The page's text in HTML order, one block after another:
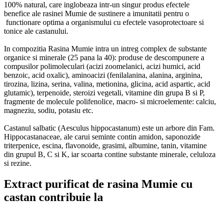
100% natural, care inglobeaza intr-un singur produs efectele
benefice ale rasinei Mumie de sustinere a imunitatii pentru o
functionare optima a organismului cu efectele vasoprotectoare si
tonice ale castanului.
In compozitia Rasina Mumie intra un intreg complex de substante
organice si minerale (25 pana la 40): produse de descompunere a
compusilor polimoleculari (acizi zoomelanici, acizi humici, acid
benzoic, acid oxalic), aminoacizi (fenilalanina, alanina, arginina,
tirozina, lizina, serina, valina, metionina, glicina, acid aspartic, acid
glutamic), terpenoide, steroizi vegetali, vitamine din grupa B si P,
fragmente de molecule polifenolice, macro- si microelemente: calciu,
magneziu, sodiu, potasiu etc.
Castanul salbatic (Aesculus hippocastanum) este un arbore din Fam.
Hippocastanaceae, ale carui seminte contin amidon, saponozide
triterpenice, escina, flavonoide, grasimi, albumine, tanin, vitamine
din grupul B, C si K, iar scoarta contine substante minerale, celuloza
si rezine.
Extract purificat de rasina Mumie cu
castan contribuie la